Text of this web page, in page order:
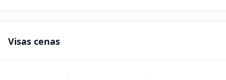
Visas cenas